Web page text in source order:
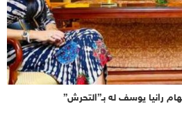
رانيا يوسف له بـ”التحرش”